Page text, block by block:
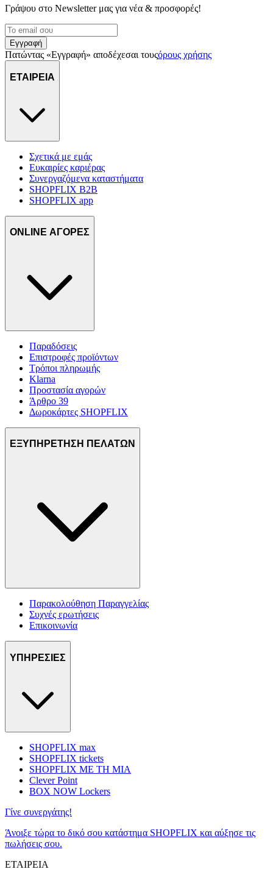
διαφημίσεων και ανάλυσης.
Γράψου στο Νewsletter μας για νέα & προσφορές!
Εγγραφή
Πατώντας «Εγγραφή» αποδέχεσαι τουςόρους χρήσης
ΕΤΑΙΡΕΙΑ
Σχετικά με εμάς
Ευκαιρίες καριέρας
Συνεργαζόμενα καταστήματα
SHOPFLIX B2B
SHOPFLIX app
ONLINE ΑΓΟΡΕΣ
Παραδόσεις
Επιστροφές προϊόντων
Τρόποι πληρωμής
Klarna
Προστασία αγορών
Άρθρο 39
Δωροκάρτες SHOPFLIX
ΕΞΥΠΗΡΕΤΗΣΗ ΠΕΛΑΤΩΝ
Παρακολούθηση Παραγγελίας
Συχνές ερωτήσεις
Επικοινωνία
ΥΠΗΡΕΣΙΕΣ
SHOPFLIX max
SHOPFLIX tickets
SHOPFLIX ΜΕ ΤΗ ΜΙΑ
Clever Point
BOX NOW Lockers
Γίνε συνεργάτης!
Άνοιξε τώρα το δικό σου κατάστημα SHOPFLIX και αύξησε τις
πωλήσεις σου.
ΕΤΑΙΡΕΙΑ